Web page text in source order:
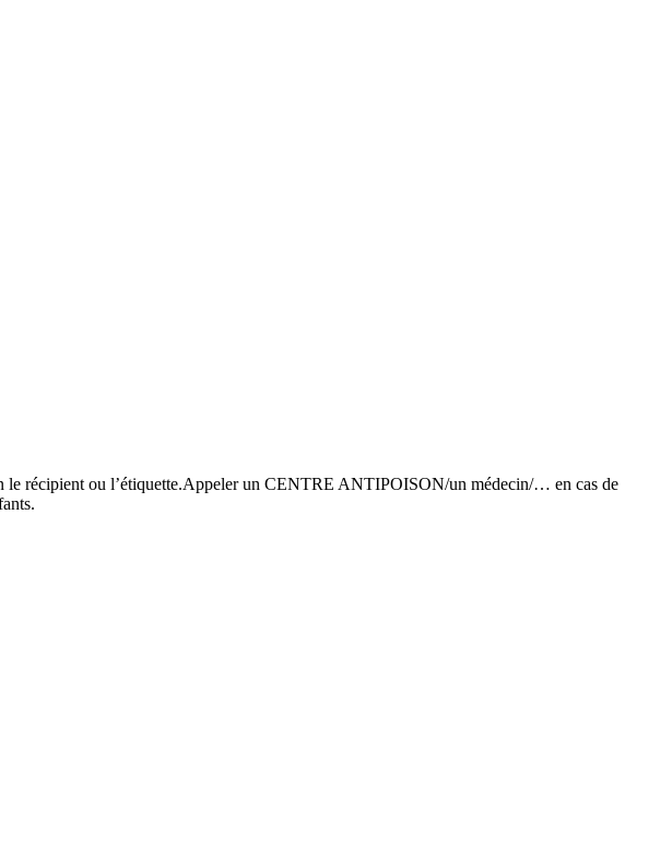
le récipient ou l’étiquette.Appeler un CENTRE ANTIPOISON/un médecin/… en cas de